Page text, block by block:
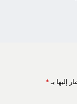
إليها بـ *